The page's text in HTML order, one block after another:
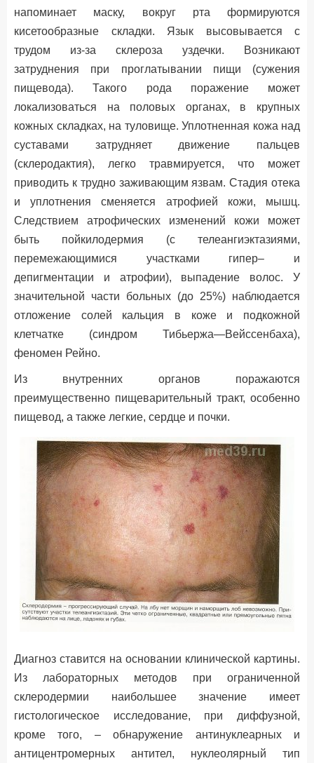
напоминает маску, вокруг рта формируются
кисетообразные складки. Язык высовывается с
трудом из-за склероза уздечки. Возникают
затруднения при проглатывании пищи (сужения
пищевода). Такого рода поражение может
локализоваться на половых органах, в крупных
кожных складках, на туловище. Уплотненная кожа над
суставами затрудняет движение пальцев
(склеродактия), легко травмируется, что может
приводить к трудно заживающим язвам. Стадия отека
и уплотнения сменяется атрофией кожи, мышц.
Следствием атрофических изменений кожи может
быть пойкилодермия (с телеангиэктазиями,
перемежающимися участками гипер– и
депигментации и атрофии), выпадение волос. У
значительной части больных (до 25%) наблюдается
отложение солей кальция в коже и подкожной
клетчатке (синдром Тибьержа—Вейссенбаха),
феномен Рейно.
Из внутренних органов поражаются
преимущественно пищеварительный тракт, особенно
пищевод, а также легкие, сердце и почки.
Диагноз ставится на основании клинической картины.
Из лабораторных методов при ограниченной
склеродермии наибольшее значение имеет
гистологическое исследование, при диффузной,
кроме того, – обнаружение антинуклеарных и
антицентромерных антител, нуклеолярный тип